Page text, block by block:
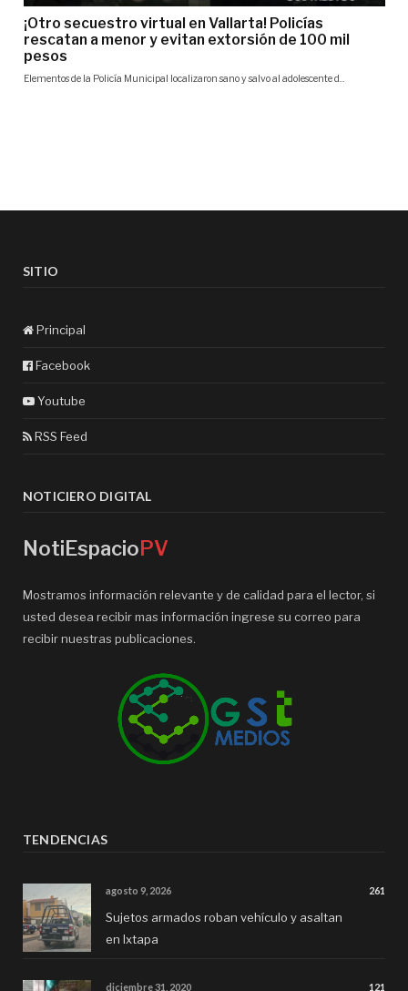
SITIO
Principal
Facebook
Youtube
RSS Feed
NOTICIERO DIGITAL
NotiEspacioPV
Mostramos información relevante y de calidad para el lector, si
usted desea recibir mas información ingrese su correo para
recibir nuestras publicaciones.
TENDENCIAS
agosto 9, 2026 261
Sujetos armados roban vehículo y asaltan
en Ixtapa
diciembre 31, 2020 121